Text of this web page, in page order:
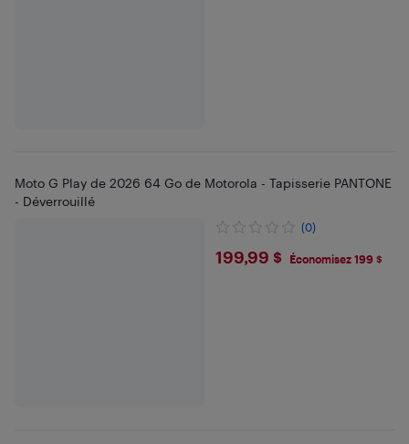
Moto G Play de 2026 64 Go de Motorola - Tapisserie PANTONE
- Déverrouillé
(0)
$199.99
199,99 $ Économisez 199 $